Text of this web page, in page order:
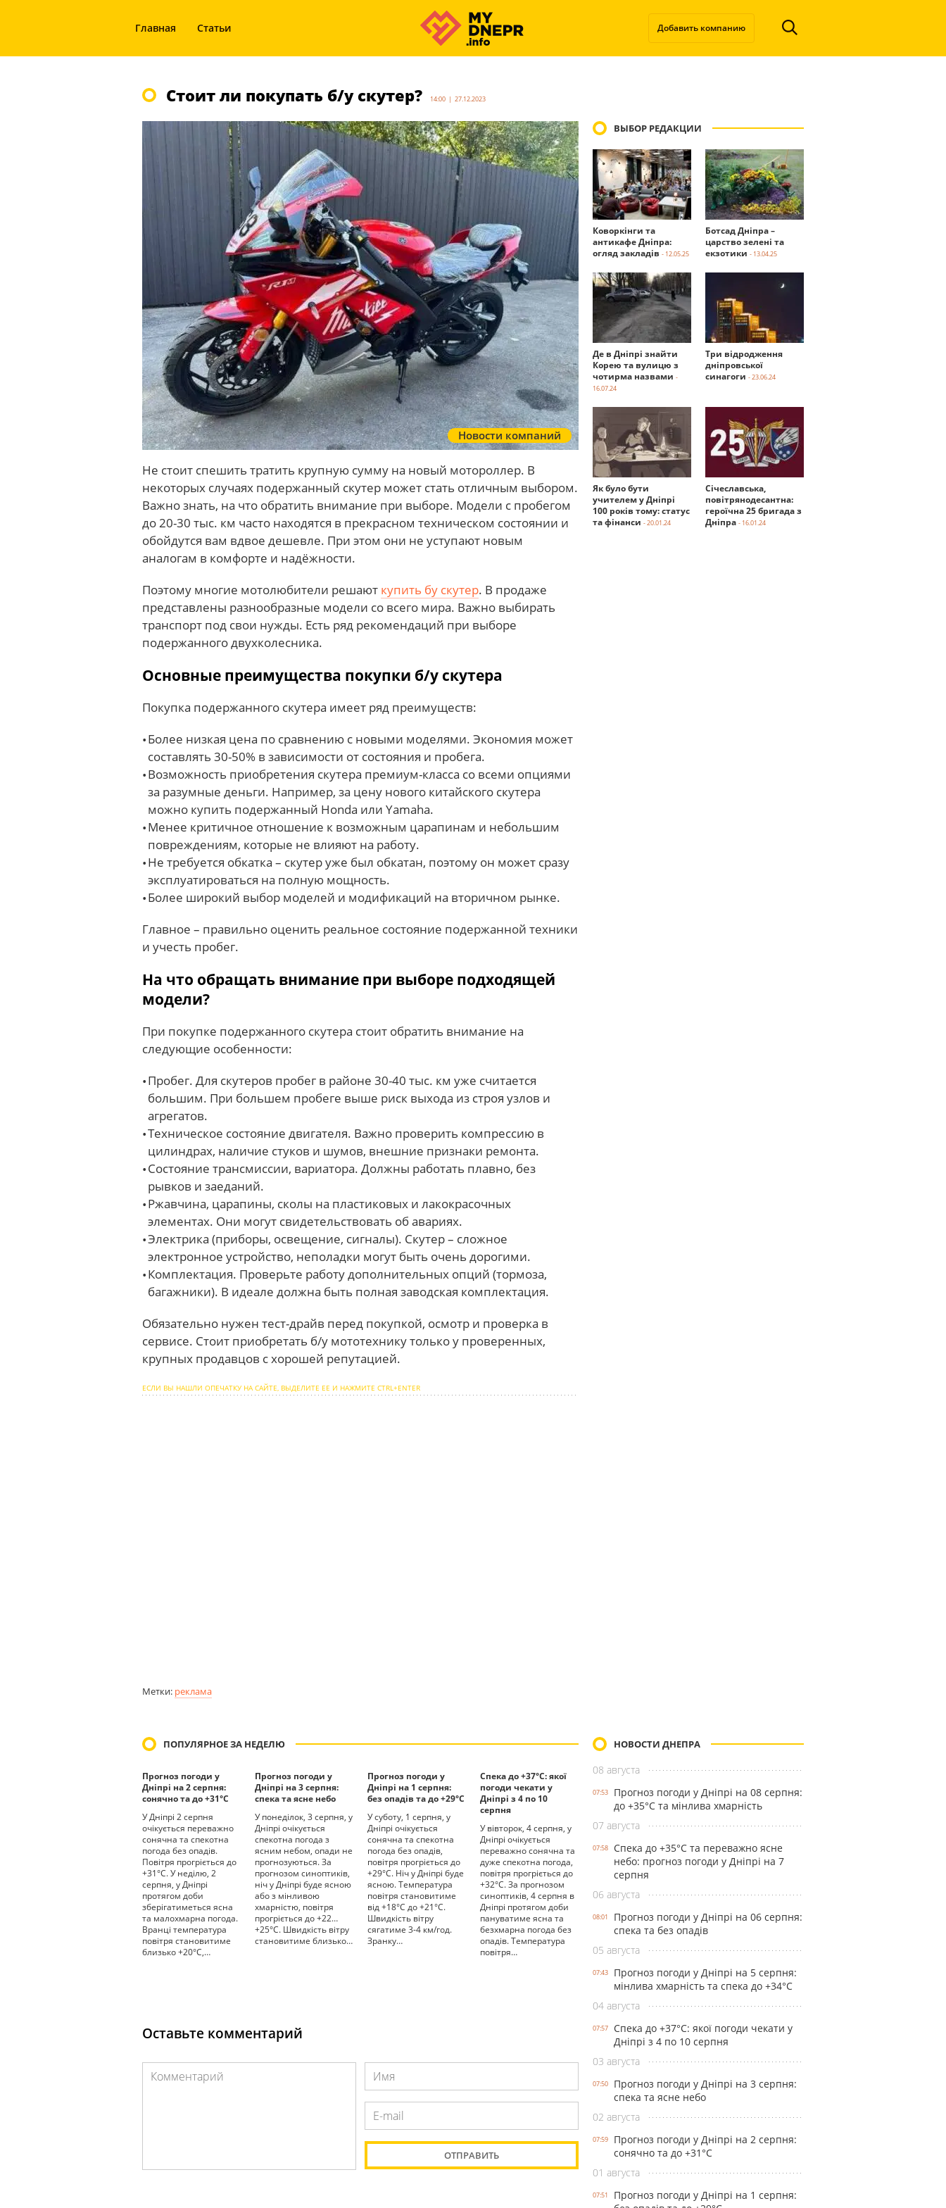
Главная Статьи Добавить компанию
Стоит ли покупать б/у скутер? 14:00 | 27.12.2023
Новости компаний
Не стоит спешить тратить крупную сумму на новый мотороллер. В
некоторых случаях подержанный скутер может стать отличным выбором.
Важно знать, на что обратить внимание при выборе. Модели с пробегом
до 20-30 тыс. км часто находятся в прекрасном техническом состоянии и
обойдутся вам вдвое дешевле. При этом они не уступают новым
аналогам в комфорте и надёжности.
Поэтому многие мотолюбители решают купить бу скутер. В продаже
представлены разнообразные модели со всего мира. Важно выбирать
транспорт под свои нужды. Есть ряд рекомендаций при выборе
подержанного двухколесника.
Основные преимущества покупки б/у скутера
Покупка подержанного скутера имеет ряд преимуществ:
Более низкая цена по сравнению с новыми моделями. Экономия может
составлять 30-50% в зависимости от состояния и пробега.
Возможность приобретения скутера премиум-класса со всеми опциями
за разумные деньги. Например, за цену нового китайского скутера
можно купить подержанный Honda или Yamaha.
Менее критичное отношение к возможным царапинам и небольшим
повреждениям, которые не влияют на работу.
Не требуется обкатка – скутер уже был обкатан, поэтому он может сразу
эксплуатироваться на полную мощность.
Более широкий выбор моделей и модификаций на вторичном рынке.
Главное – правильно оценить реальное состояние подержанной техники
и учесть пробег.
На что обращать внимание при выборе подходящей
модели?
При покупке подержанного скутера стоит обратить внимание на
следующие особенности:
Пробег. Для скутеров пробег в районе 30-40 тыс. км уже считается
большим. При большем пробеге выше риск выхода из строя узлов и
агрегатов.
Техническое состояние двигателя. Важно проверить компрессию в
цилиндрах, наличие стуков и шумов, внешние признаки ремонта.
Состояние трансмиссии, вариатора. Должны работать плавно, без
рывков и заеданий.
Ржавчина, царапины, сколы на пластиковых и лакокрасочных
элементах. Они могут свидетельствовать об авариях.
Электрика (приборы, освещение, сигналы). Скутер – сложное
электронное устройство, неполадки могут быть очень дорогими.
Комплектация. Проверьте работу дополнительных опций (тормоза,
багажники). В идеале должна быть полная заводская комплектация.
Обязательно нужен тест-драйв перед покупкой, осмотр и проверка в
сервисе. Стоит приобретать б/у мототехнику только у проверенных,
крупных продавцов с хорошей репутацией.
ЕСЛИ ВЫ НАШЛИ ОПЕЧАТКУ НА САЙТЕ, ВЫДЕЛИТЕ ЕЕ И НАЖМИТЕ CTRL+ENTER
Метки: реклама
ВЫБОР РЕДАКЦИИ
Коворкінги та
антикафе Дніпра:
огляд закладів - 12.05.25
Ботсад Дніпра –
царство зелені та
екзотики - 13.04.25
Де в Дніпрі знайти
Корею та вулицю з
чотирма назвами -
16.07.24
Три відродження
дніпровської
синагоги - 23.06.24
Як було бути
учителем у Дніпрі
100 років тому: статус
та фінанси - 20.01.24
Січеславська,
повітрянодесантна:
героїчна 25 бригада з
Дніпра - 16.01.24
ПОПУЛЯРНОЕ ЗА НЕДЕЛЮ
Прогноз погоди у
Дніпрі на 2 серпня:
сонячно та до +31°С
У Дніпрі 2 серпня
очікується переважно
сонячна та спекотна
погода без опадів.
Повітря прогріється до
+31°С. У неділю, 2
серпня, у Дніпрі
протягом доби
зберігатиметься ясна
та малохмарна погода.
Вранці температура
повітря становитиме
близько +20°С,…
Прогноз погоди у
Дніпрі на 3 серпня:
спека та ясне небо
У понеділок, 3 серпня, у
Дніпрі очікується
спекотна погода з
ясним небом, опади не
прогнозуються. За
прогнозом синоптиків,
ніч у Дніпрі буде ясною
або з мінливою
хмарністю, повітря
прогріється до +22…
+25°С. Швидкість вітру
становитиме близько…
Прогноз погоди у
Дніпрі на 1 серпня:
без опадів та до +29°С
У суботу, 1 серпня, у
Дніпрі очікується
сонячна та спекотна
погода без опадів,
повітря прогріється до
+29°С. Ніч у Дніпрі буде
ясною. Температура
повітря становитиме
від +18°С до +21°С.
Швидкість вітру
сягатиме 3-4 км/год.
Зранку…
Спека до +37°С: якої
погоди чекати у
Дніпрі з 4 по 10
серпня
У вівторок, 4 серпня, у
Дніпрі очікується
переважно сонячна та
дуже спекотна погода,
повітря прогріється до
+32°С. За прогнозом
синоптиків, 4 серпня в
Дніпрі протягом доби
пануватиме ясна та
безхмарна погода без
опадів. Температура
повітря…
Оставьте комментарий
НОВОСТИ ДНЕПРА
08 августа
07:53
Прогноз погоди у Дніпрі на 08 серпня:
до +35°C та мінлива хмарність
07 августа
07:58
Спека до +35°С та переважно ясне
небо: прогноз погоди у Дніпрі на 7
серпня
06 августа
08:01
Прогноз погоди у Дніпрі на 06 серпня:
спека та без опадів
05 августа
07:43
Прогноз погоди у Дніпрі на 5 серпня:
мінлива хмарність та спека до +34°С
04 августа
07:57
Спека до +37°С: якої погоди чекати у
Дніпрі з 4 по 10 серпня
03 августа
07:50
Прогноз погоди у Дніпрі на 3 серпня:
спека та ясне небо
02 августа
07:59
Прогноз погоди у Дніпрі на 2 серпня:
сонячно та до +31°С
01 августа
07:51
Прогноз погоди у Дніпрі на 1 серпня: